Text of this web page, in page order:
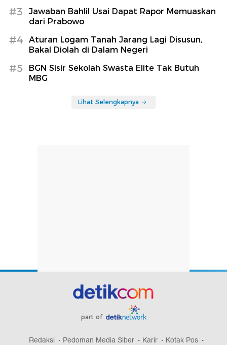
#3
Jawaban Bahlil Usai Dapat Rapor Memuaskan
dari Prabowo
#4
Aturan Logam Tanah Jarang Lagi Disusun,
Bakal Diolah di Dalam Negeri
#5
BGN Sisir Sekolah Swasta Elite Tak Butuh
MBG
Lihat Selengkapnya
part of
Redaksi Pedoman Media Siber Karir Kotak Pos